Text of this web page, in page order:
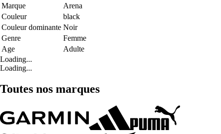
Marque
Arena
Couleur
black
Couleur dominante Noir
Genre
Femme
Age
Adulte
Loading...
Loading...
Toutes nos marques